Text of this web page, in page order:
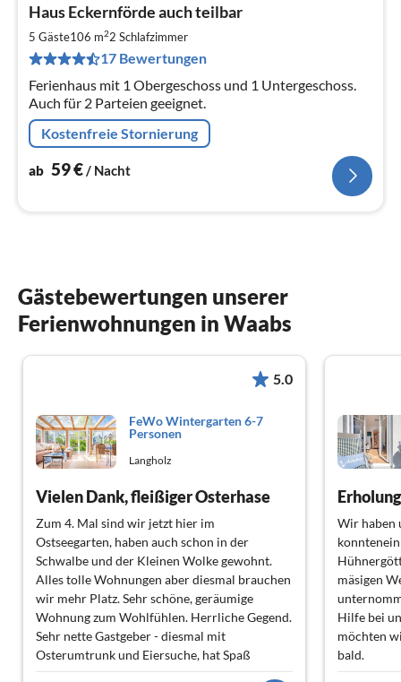
Haus Eckernförde auch teilbar
5 Gäste106 m22 Schlafzimmer
17 Bewertungen
Ferienhaus mit 1 Obergeschoss und 1 Untergeschoss.
Auch für 2 Parteien geeignet.
Kostenfreie Stornierung
ab 59€/ Nacht
Gästebewertungen unserer
Ferienwohnungen in Waabs
5.0
FeWo Wintergarten 6-7
Personen
Langholz
Vielen Dank, fleißiger Osterhase
Zum 4. Mal sind wir jetzt hier im
Ostseegarten, haben auch schon in der
Schwalbe und der Kleinen Wolke gewohnt.
Alles tolle Wohnungen aber diesmal brauchen
wir mehr Platz. Sehr schöne, geräumige
Wohnung zum Wohlfühlen. Herrliche Gegend.
Sehr nette Gastgeber - diesmal mit
Osterumtrunk und Eiersuche, hat Spaß
gemacht.
Wir haben
mäsigen
Hilfe bei
möchten
bald.